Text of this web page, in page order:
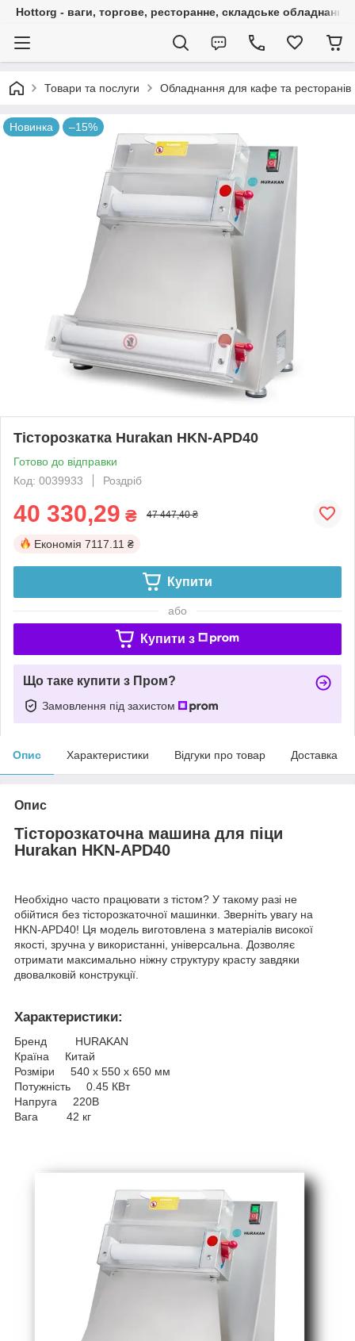
Hottorg - ваги, торгове, ресторанне, складське обладнання
Товари та послуги Обладнання для кафе та ресторанів
Новинка –15%
Тісторозкатка Hurakan HKN-APD40
Готово до відправки
Код: 0039933
Роздріб
40 330,29 ₴ 47 447,40 ₴
Економія 7117.11 ₴
Купити
або
Купити з
Що таке купити з Пром?
Замовлення під захистом
Опис Характеристики Відгуки про товар Доставка
Опис
Тісторозкаточна машина для піци
Hurakan HKN-APD40
Необхідно часто працювати з тістом? У такому разі не
обійтися без тісторозкаточної машинки. Зверніть увагу на
HKN-APD40! Ця модель виготовлена з матеріалів високої
якості, зручна у використанні, універсальна. Дозволяє
отримати максимально ніжну структуру красту завдяки
двовалковій конструкції.
Характеристики:
Бренд HURAKAN
Країна Китай
Розміри 540 x 550 x 650 мм
Потужність 0.45 КВт
Напруга 220В
Вага 42 кг